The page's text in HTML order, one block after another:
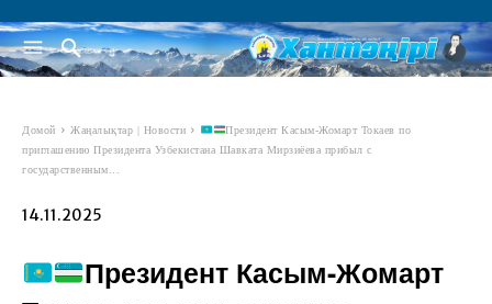
Домой Жаңалықтар | Новости
Президент Касым-Жомарт Токаев по
приглашению Президента Узбекистана Шавката Мирзиёева прибыл с
государственным...
14.11.2025
Президент Касым-Жомарт